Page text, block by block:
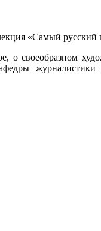
«Самый русский
о своеобразном
журналистики